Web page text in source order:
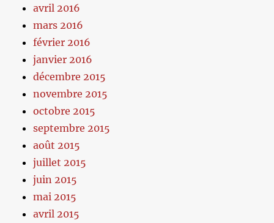
avril 2016
mars 2016
février 2016
janvier 2016
décembre 2015
novembre 2015
octobre 2015
septembre 2015
août 2015
juillet 2015
juin 2015
mai 2015
avril 2015